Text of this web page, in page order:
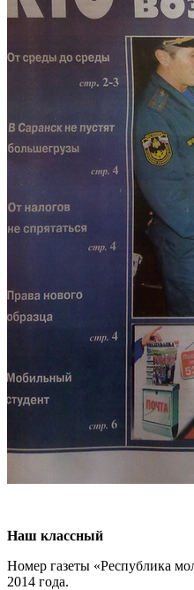
Наш классный
Номер газеты «Республика
2014 года.